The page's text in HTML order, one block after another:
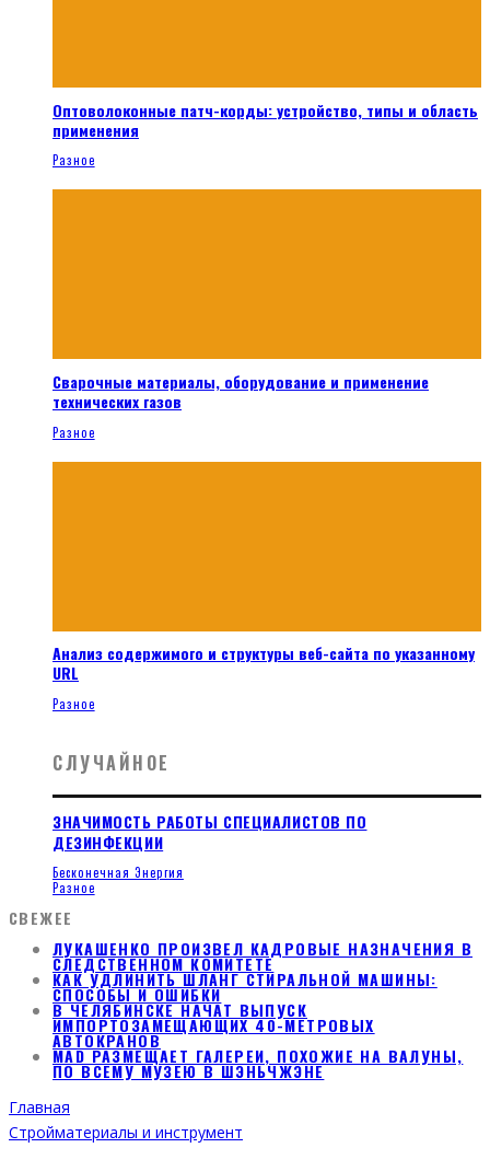
Оптоволоконные патч-корды: устройство, типы и область
применения
Разное
Сварочные материалы, оборудование и применение
технических газов
Разное
Анализ содержимого и структуры веб-сайта по указанному
URL
Разное
СЛУЧАЙНОЕ
ЗНАЧИМОСТЬ РАБОТЫ СПЕЦИАЛИСТОВ ПО
ДЕЗИНФЕКЦИИ
Бесконечная Энергия
Разное
СВЕЖЕЕ
ЛУКАШЕНКО ПРОИЗВЕЛ КАДРОВЫЕ НАЗНАЧЕНИЯ В
СЛЕДСТВЕННОМ КОМИТЕТЕ
КАК УДЛИНИТЬ ШЛАНГ СТИРАЛЬНОЙ МАШИНЫ:
СПОСОБЫ И ОШИБКИ
В ЧЕЛЯБИНСКЕ НАЧАТ ВЫПУСК
ИМПОРТОЗАМЕЩАЮЩИХ 40-МЕТРОВЫХ
АВТОКРАНОВ
MAD РАЗМЕЩАЕТ ГАЛЕРЕИ, ПОХОЖИЕ НА ВАЛУНЫ,
ПО ВСЕМУ МУЗЕЮ В ШЭНЬЧЖЭНЕ
Главная
Стройматериалы и инструмент